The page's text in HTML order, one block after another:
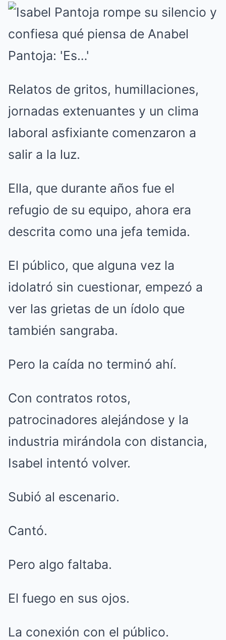
Relatos de gritos, humillaciones,
jornadas extenuantes y un clima
laboral asfixiante comenzaron a
salir a la luz.
Ella, que durante años fue el
refugio de su equipo, ahora era
descrita como una jefa temida.
El público, que alguna vez la
idolatró sin cuestionar, empezó a
ver las grietas de un ídolo que
también sangraba.
Pero la caída no terminó ahí.
Con contratos rotos,
patrocinadores alejándose y la
industria mirándola con distancia,
Isabel intentó volver.
Subió al escenario.
Cantó.
Pero algo faltaba.
El fuego en sus ojos.
La conexión con el público.